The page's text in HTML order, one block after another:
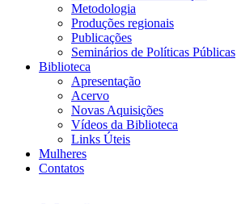
Metodologia
Produções regionais
Publicações
Seminários de Políticas Públicas
Biblioteca
Apresentação
Acervo
Novas Aquisições
Vídeos da Biblioteca
Links Úteis
Mulheres
Contatos